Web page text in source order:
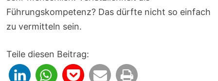
Führungskompetenz? Das dürfte nicht so einfach
zu vermitteln sein.
Teile diesen Beitrag: